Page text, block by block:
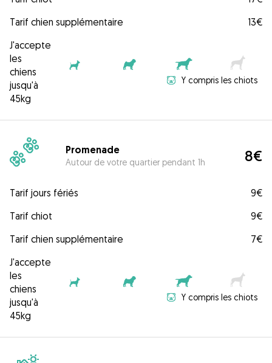
Tarif chien supplémentaire
13€
J'accepte
les
chiens
jusqu'à
45kg
Y compris les chiots
Promenade
Autour de votre quartier pendant 1h 8€
Tarif jours fériés
9€
Tarif chiot
9€
Tarif chien supplémentaire
7€
J'accepte
les
chiens
jusqu'à
45kg
Y compris les chiots